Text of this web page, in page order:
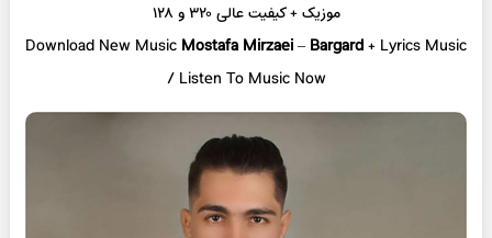
موزیک + کیفیت عالی ۳۲۰ و ۱۲۸
Download New Music Mostafa Mirzaei– Bargard+ Lyrics Music
/ Listen To Music Now